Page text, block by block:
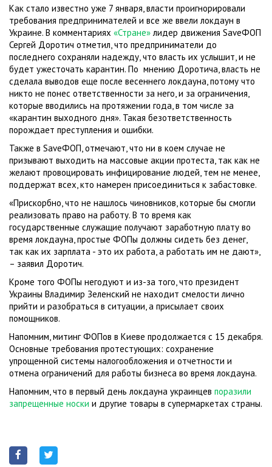
Как стало известно уже 7 января, власти проигнорировали
требования предпринимателей и все же ввели локдаун в
Украине. В комментариях «Стране»лидер движения SaveФОП
Сергей Доротич отметил, что предприниматели до
последнего сохраняли надежду, что власть их услышит, и не
будет ужесточать карантин. По мнению Доротича, власть не
сделала выводов еще после весеннего локдауна, потому что
никто не понес ответственности за него, и за ограничения,
которые вводились на протяжении года, в том числе за
«карантин выходного дня». Такая безответственность
порождает преступления и ошибки.
Также в SaveФОП, отмечают, что ни в коем случае не
призывают выходить на массовые акции протеста, так как не
желают провоцировать инфицирование людей, тем не менее,
поддержат всех, кто намерен присоединиться к забастовке.
«Прискорбно, что не нашлось чиновников, которые бы смогли
реализовать право на работу. В то время как
государственные служащие получают заработную плату во
время локдауна, простые ФОПы должны сидеть без денег,
так как их зарплата - это их работа, а работать им не дают»,
– заявил Доротич.
Кроме того ФОПы негодуют и из-за того, что президент
Украины Владимир Зеленский не находит смелости лично
прийти и разобраться в ситуации, а присылает своих
помощников.
Напомним, митинг ФОПов в Киеве продолжается с 15 декабря.
Основные требования протестующих: сохранение
упрощенной системы налогообложения и отчетности и
отмена ограничений для работы бизнеса во время локдауна.
Напомним, что в первый день локдауна украинцев поразили
запрещенные носки и другие товары в супермаркетах страны.